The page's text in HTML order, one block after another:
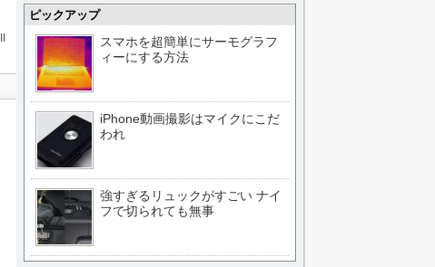
ピックアップ
スマホを超簡単にサーモグラフ
ィーにする方法
iPhone動画撮影はマイクにこだ
われ
強すぎるリュックがすごい ナイ
フで切られても無事